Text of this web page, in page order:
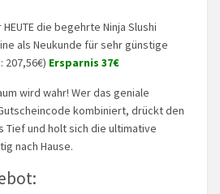
die begehrte Ninja Slushi
als Neukunde für sehr günstige
207,56€) Ersparnis 37€
wird wahr! Wer das geniale
kombiniert, drückt den
Tief und holt sich die ultimative
nach Hause.